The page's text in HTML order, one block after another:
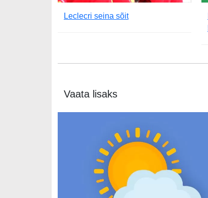
Leclecri seina sõit
Vaata lisaks